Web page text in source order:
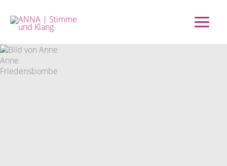
Inhalt
springen
Anne
Friedensbombe